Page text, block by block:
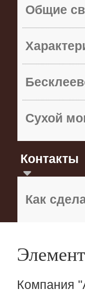
Общие
Сухой
Контакты
Как
Компания